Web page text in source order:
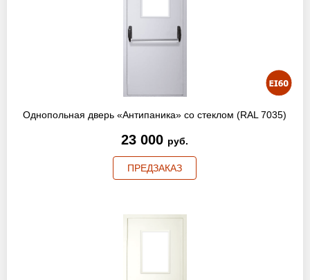
Однопольная дверь «Антипаника» со стеклом (RAL 7035)
23 000 руб.
ПРЕДЗАКАЗ